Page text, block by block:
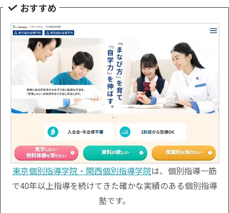
おすすめ
東京個別指導学院・関西個別指導学院は、個別指導一筋
で40年以上指導を続けてきた確かな実績のある個別指導
塾です。